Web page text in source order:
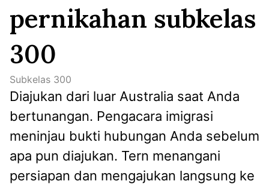
pernikahan subkelas
300
Subkelas 300
Diajukan dari luar Australia saat Anda
bertunangan. Pengacara imigrasi
meninjau bukti hubungan Anda sebelum
apa pun diajukan. Tern menangani
persiapan dan mengajukan langsung ke